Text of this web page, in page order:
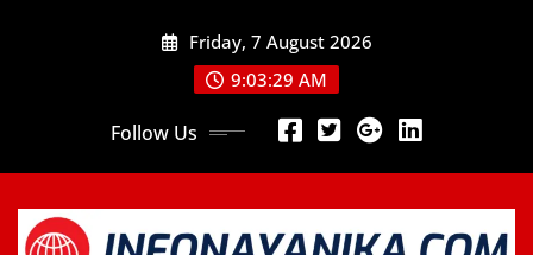
Friday, 7 August 2026
9:03:30 AM
Follow Us